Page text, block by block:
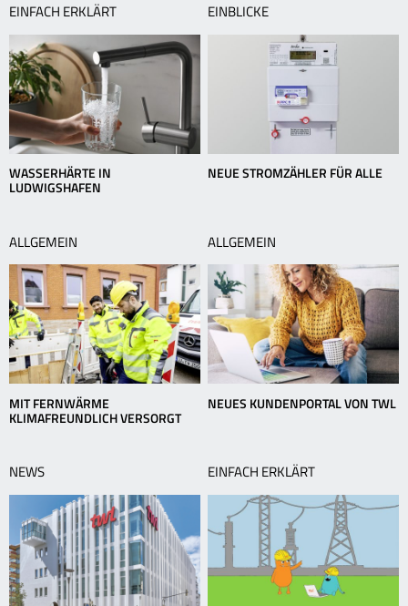
EINFACH ERKLÄRT
WASSERHÄRTE IN
LUDWIGSHAFEN
EINBLICKE
NEUE STROMZÄHLER FÜR ALLE
ALLGEMEIN
MIT FERNWÄRME
KLIMAFREUNDLICH VERSORGT
ALLGEMEIN
NEUES KUNDENPORTAL VON TWL
NEWS EINFACH ERKLÄRT